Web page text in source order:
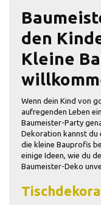
den
Kleine
Wenn dein Kind von
aufregenden Leben
Baumeister-Party
Dekoration kannst du
die kleine Bauprofis
einige Ideen, wie du
Baumeister-Deko